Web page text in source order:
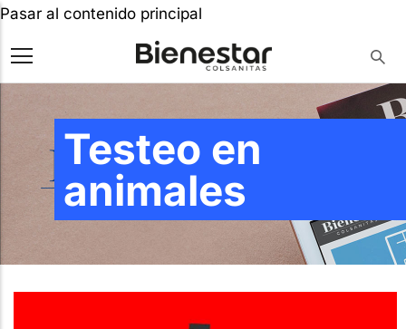
Pasar al contenido principal
Testeo en
animales